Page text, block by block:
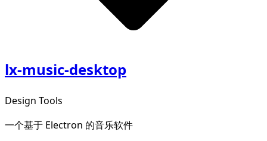
lx-music-desktop
Design Tools
一个基于 Electron 的音乐软件